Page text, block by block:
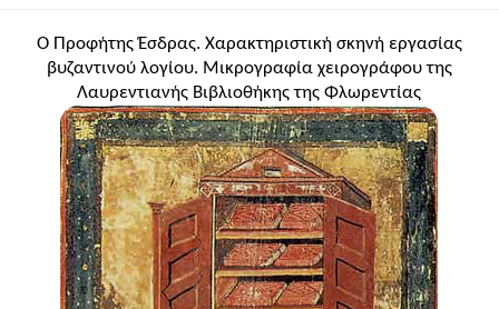
Ο Προφήτης Έσδρας. Χαρακτηριστική σκηνή εργασίας
βυζαντινού λογίου. Μικρογραφία χειρογράφου της
Λαυρεντιανής Βιβλιοθήκης της Φλωρεντίας